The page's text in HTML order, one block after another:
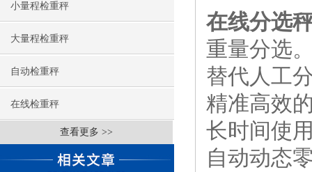
小量程检重秤
大量程检重秤
自动检重秤
在线检重秤
查看更多 >>
在线分选
重量分选
替代人工
精准高效
长时间使
自动动态